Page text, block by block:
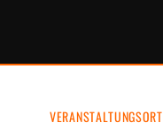
VERANSTALTUNGSORT